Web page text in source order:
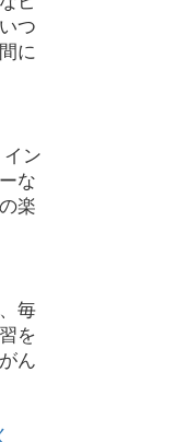
つ
に
ン
な
楽
毎
を
ん